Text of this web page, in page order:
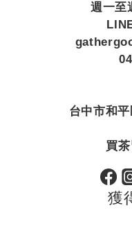
週一至
台中市和
買
獲